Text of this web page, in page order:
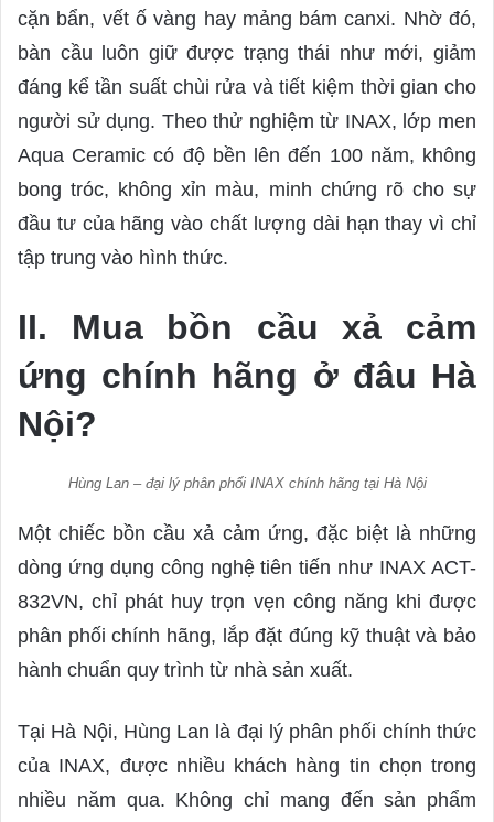
cặn bẩn, vết ố vàng hay mảng bám canxi. Nhờ đó,
bàn cầu luôn giữ được trạng thái như mới, giảm
đáng kể tần suất chùi rửa và tiết kiệm thời gian cho
người sử dụng. Theo thử nghiệm từ INAX, lớp men
Aqua Ceramic có độ bền lên đến 100 năm, không
bong tróc, không xỉn màu, minh chứng rõ cho sự
đầu tư của hãng vào chất lượng dài hạn thay vì chỉ
tập trung vào hình thức.
II. Mua bồn cầu xả cảm
ứng chính hãng ở đâu Hà
Nội?
Hùng Lan – đại lý phân phối INAX chính hãng tại Hà Nội
Một chiếc bồn cầu xả cảm ứng, đặc biệt là những
dòng ứng dụng công nghệ tiên tiến như INAX ACT-
832VN, chỉ phát huy trọn vẹn công năng khi được
phân phối chính hãng, lắp đặt đúng kỹ thuật và bảo
hành chuẩn quy trình từ nhà sản xuất.
Tại Hà Nội, Hùng Lan là đại lý phân phối chính thức
của INAX, được nhiều khách hàng tin chọn trong
nhiều năm qua. Không chỉ mang đến sản phẩm